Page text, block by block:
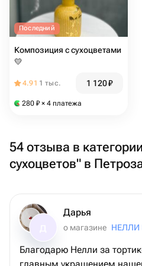
Последний
Композиция с сухоцветами
💛
4.91 1 тыс. 1 120₽
280 ₽ × 4 платежа
54 отзыва в
сухоцветов" в
Дарья
о магазине
Благодарю Нелли за